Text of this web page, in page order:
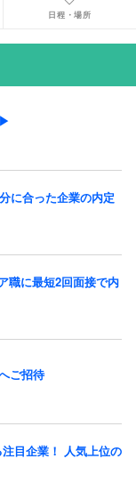
日程・場所
に合った企業の内定
職に最短2回面接で内
ご招待
目企業！ 人気上位の